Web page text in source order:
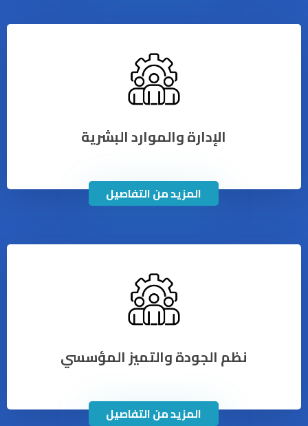
الإدارة والموارد البشرية
المزيد من التفاصيل
نظم الجودة والتميز المؤسسي
المزيد من التفاصيل